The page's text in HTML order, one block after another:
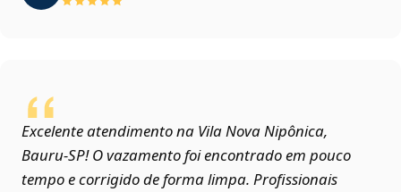
Excelente atendimento na Vila Nova Nipônica,
Bauru‑SP! O vazamento foi encontrado em pouco
tempo e corrigido de forma limpa. Profissionais